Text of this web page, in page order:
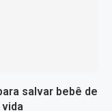
salvar bebê de